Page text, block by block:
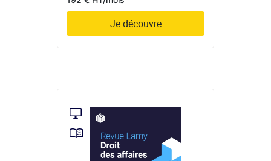
Je découvre